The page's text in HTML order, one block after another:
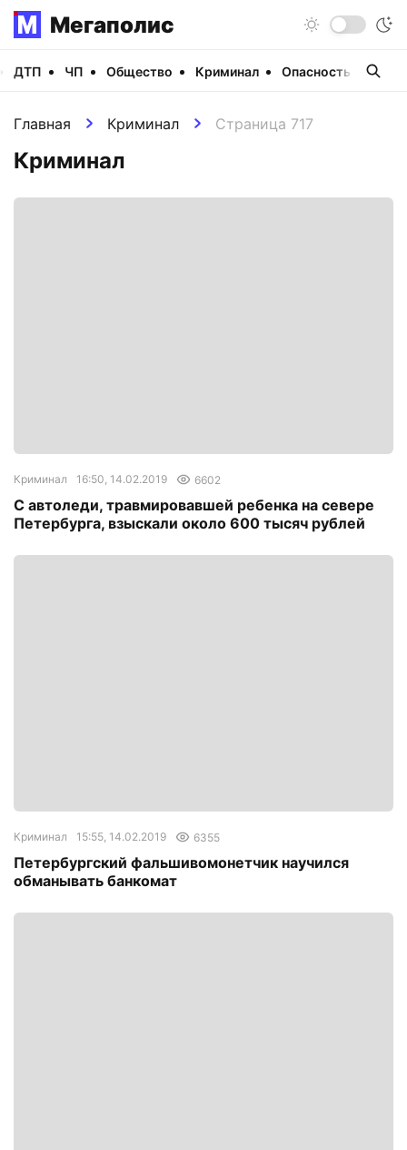
Мегаполис
ДТП ЧП Общество Криминал Опасность
Главная Криминал Страница 717
Криминал
Криминал 16:50, 14.02.2019 6602
С автоледи, травмировавшей ребенка на севере
Петербурга, взыскали около 600 тысяч рублей
Криминал 15:55, 14.02.2019 6355
Петербургский фальшивомонетчик научился
обманывать банкомат